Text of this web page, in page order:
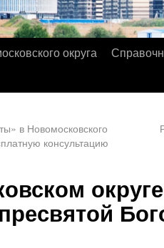
округа
в Новомосковского
консультацию